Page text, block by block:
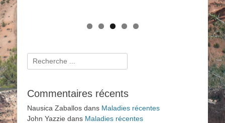
Rechercher :
Commentaires récents
Nausica Zaballos dans Maladies récentes
John Yazzie dans Maladies récentes